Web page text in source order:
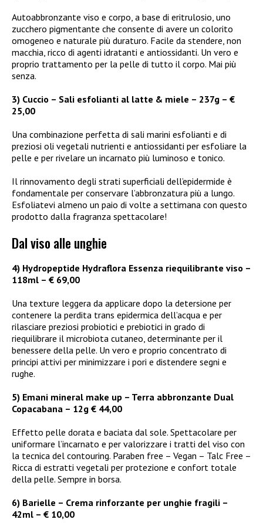
Autoabbronzante viso e corpo, a base di eritrulosio, uno
zucchero pigmentante che consente di avere un colorito
omogeneo e naturale più duraturo. Facile da stendere, non
macchia, ricco di agenti idratanti e antiossidanti. Un vero e
proprio trattamento per la pelle di tutto il corpo. Mai più
senza.
3) Cuccio – Sali esfolianti al latte & miele – 237g – €
25,00
Una combinazione perfetta di sali marini esfolianti e di
preziosi oli vegetali nutrienti e antiossidanti per esfoliare la
pelle e per rivelare un incarnato più luminoso e tonico.
Il rinnovamento degli strati superficiali dell’epidermide è
fondamentale per conservare l’abbronzatura più a lungo.
Esfoliatevi almeno un paio di volte a settimana con questo
prodotto dalla fragranza spettacolare!
Dal viso alle unghie
4) Hydropeptide Hydraflora Essenza riequilibrante viso –
118ml – € 69,00
Una texture leggera da applicare dopo la detersione per
contenere la perdita trans epidermica dell’acqua e per
rilasciare preziosi probiotici e prebiotici in grado di
riequilibrare il microbiota cutaneo, determinante per il
benessere della pelle. Un vero e proprio concentrato di
principi attivi per minimizzare i pori e distendere segni e
rughe.
5) Emani mineral make up – Terra abbronzante Dual
Copacabana – 12g € 44,00
Effetto pelle dorata e baciata dal sole. Spettacolare per
uniformare l’incarnato e per valorizzare i tratti del viso con
la tecnica del contouring. Paraben free – Vegan – Talc Free –
Ricca di estratti vegetali per protezione e confort totale
della pelle. Sempre in borsa.
6) Barielle – Crema rinforzante per unghie fragili –
42ml – € 10,00